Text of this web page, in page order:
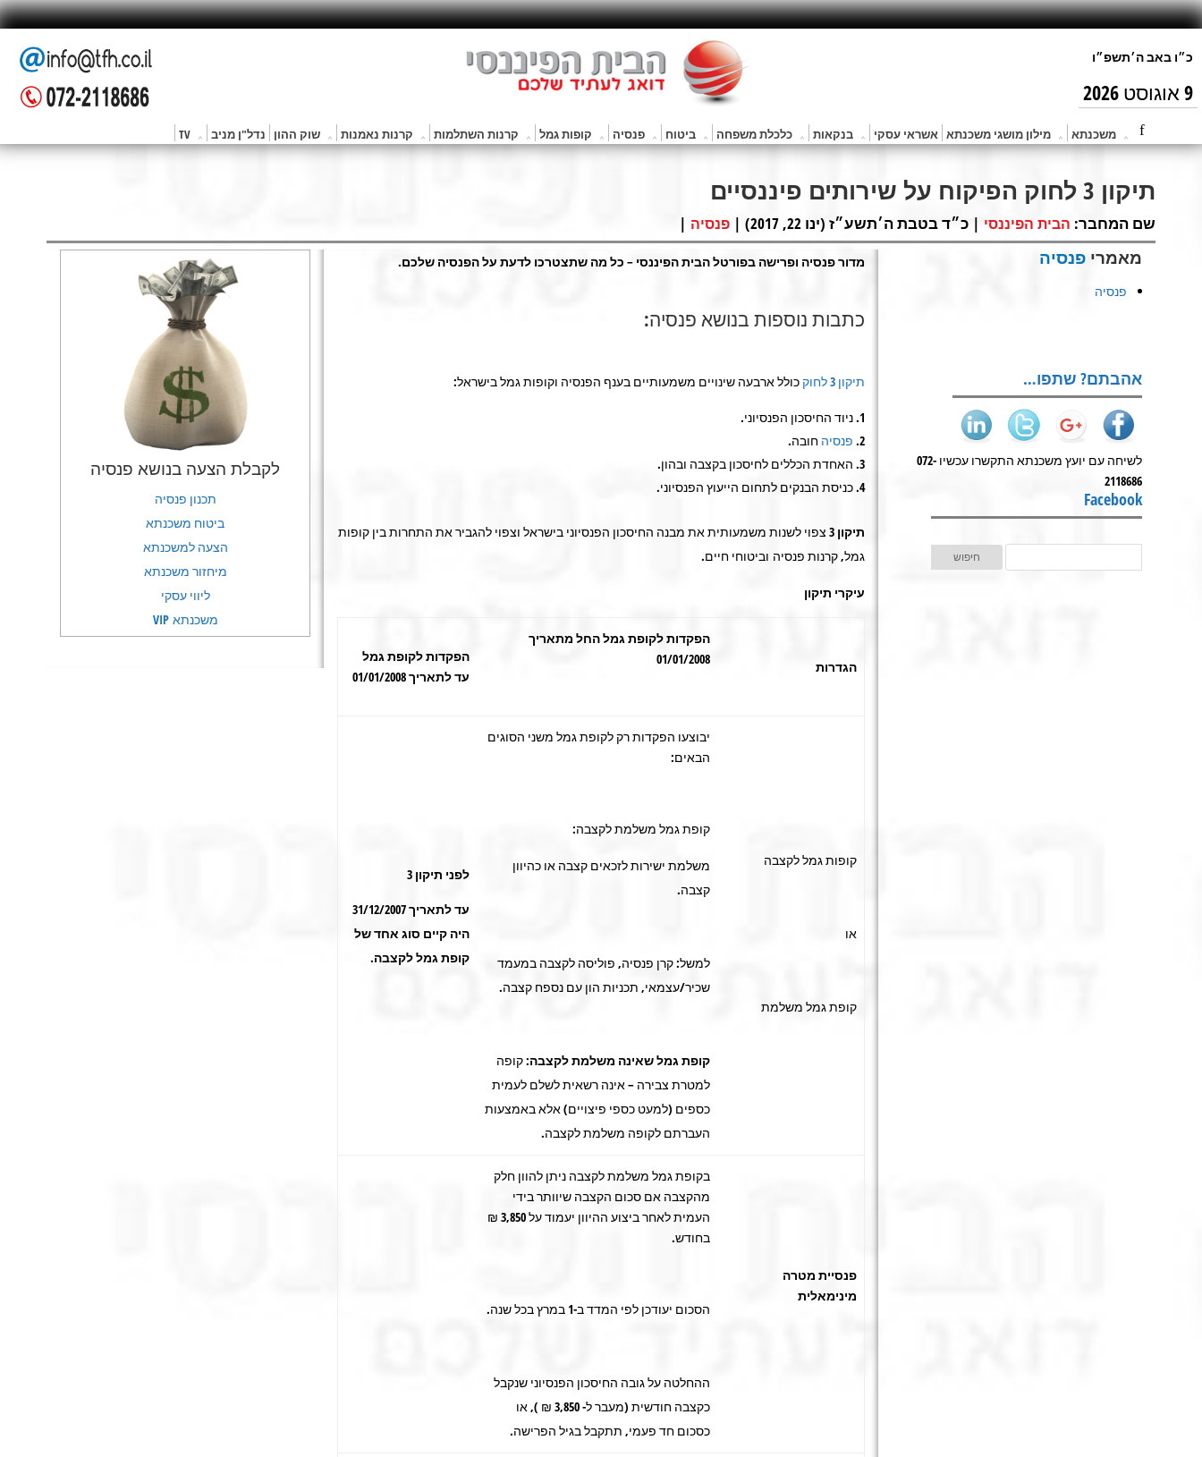
9 אוגוסט 2026
משכנתא מילון מושגי משכנתא אשראי עסקי בנקאות כלכלת משפחה ביטוח פנסיה קופות גמל קרנות השתלמות קרנות נאמנות שוק ההון נדל"ן מניב TV
תיקון 3 לחוק הפיקוח על שירותים פיננסיים
שם המחבר: הבית הפיננסי | כ״ד בטבת ה׳תשע״ז (ינו 22, 2017) | פנסיה |
לקבלת הצעה בנושא פנסיה
תכנון פנסיה
ביטוח משכנתא
הצעה למשכנתא
מיחזור משכנתא
ליווי עסקי
משכנתא VIP
מדור פנסיה ופרישה בפורטל הבית הפיננסי – כל מה שתצטרכו לדעת על הפנסיה שלכם.
כתבות נוספות בנושא פנסיה:
תיקון 3 לחוק כולל ארבעה שינויים משמעותיים בענף הפנסיה וקופות גמל בישראל:
ניוד החיסכון הפנסיוני.
פנסיה חובה.
האחדת הכללים לחיסכון בקצבה ובהון.
כניסת הבנקים לתחום הייעוץ הפנסיוני.
תיקון 3
צפוי לשנות משמעותית את מבנה החיסכון הפנסיוני בישראל וצפוי להגביר את התחרות בין קופות
גמל, קרנות פנסיה וביטוחי חיים.
עיקרי תיקון
הגדרות
הפקדות לקופת גמל החל מתאריך
01/01/2008
הפקדות לקופת גמל
עד לתאריך 01/01/2008
קופות גמל לקצבה
או
קופת גמל משלמת
יבוצעו הפקדות רק לקופת גמל משני הסוגים
הבאים:
קופת גמל משלמת לקצבה:
משלמת ישירות לזכאים קצבה או כהיוון
קצבה.
למשל: קרן פנסיה, פוליסה לקצבה במעמד
שכיר/עצמאי, תכניות הון עם נספח קצבה.
קופת גמל שאינה משלמת לקצבה: קופה
למטרת צבירה – אינה רשאית לשלם לעמית
כספים (למעט כספי פיצויים) אלא באמצעות
העברתם לקופה משלמת לקצבה.
לפני תיקון 3
עד לתאריך 31/12/2007
היה קיים סוג אחד של
קופת גמל לקצבה.
פנסיית מטרה
מינימאלית
בקופת גמל משלמת לקצבה ניתן להוון חלק
מהקצבה אם סכום הקצבה שיוותר בידי
העמית לאחר ביצוע ההיוון יעמוד על 3,850 ₪
בחודש.
הסכום יעודכן לפי המדד ב-1 במרץ בכל שנה.
ההחלטה על גובה החיסכון הפנסיוני שנקבל
כקצבה חודשית (מעבר ל- 3,850 ₪ ), או
כסכום חד פעמי, תתקבל בגיל הפרישה.
מאמרי פנסיה
פנסיה
אהבתם? שתפו…
לשיחה עם יועץ משכנתא התקשרו עכשיו 072-
2118686
Facebook